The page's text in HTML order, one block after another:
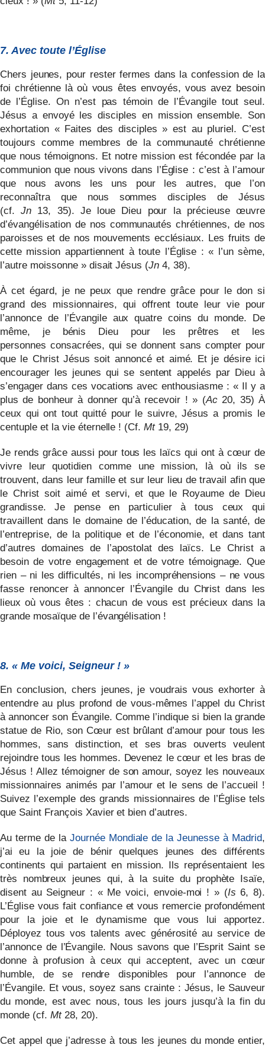
7. Avec toute l’Église
Chers jeunes, pour rester fermes dans la confession de la
foi chrétienne là où vous êtes envoyés, vous avez besoin
de l’Église. On n’est pas témoin de l’Évangile tout seul.
Jésus a envoyé les disciples en mission ensemble. Son
exhortation « Faites des disciples » est au pluriel. C’est
toujours comme membres de la communauté chrétienne
que nous témoignons. Et notre mission est fécondée par la
communion que nous vivons dans l’Église : c’est à l’amour
que nous avons les uns pour les autres, que l’on
reconnaîtra que nous sommes disciples de Jésus
(cf.Jn 13, 35). Je loue Dieu pour la précieuse œuvre
d’évangélisation de nos communautés chrétiennes, de nos
paroisses et de nos mouvements ecclésiaux. Les fruits de
cette mission appartiennent à toute l’Église : « l’un sème,
l’autre moissonne » disait Jésus (Jn 4, 38).
À cet égard, je ne peux que rendre grâce pour le don si
grand des missionnaires, qui offrent toute leur vie pour
l’annonce de l’Évangile aux quatre coins du monde. De
même, je bénis Dieu pour les prêtres et les
personnes consacrées, qui se donnent sans compter pour
que le Christ Jésus soit annoncé et aimé. Et je désire ici
encourager les jeunes qui se sentent appelés par Dieu à
s’engager dans ces vocations avec enthousiasme : « Il y a
plus de bonheur à donner qu’à recevoir ! » (Ac20, 35) À
ceux qui ont tout quitté pour le suivre, Jésus a promis le
centuple et la vie éternelle ! (Cf.Mt19, 29)
Je rends grâce aussi pour tous les laïcs qui ont à cœur de
vivre leur quotidien comme une mission, là où ils se
trouvent, dans leur famille et sur leur lieu de travail afin que
le Christ soit aimé et servi, et que le Royaume de Dieu
grandisse. Je pense en particulier à tous ceux qui
travaillent dans le domaine de l’éducation, de la santé, de
l’entreprise, de la politique et de l’économie, et dans tant
d’autres domaines de l’apostolat des laïcs. Le Christ a
besoin de votre engagement et de votre témoignage. Que
rien – ni les difficultés, ni les incompréhensions – ne vous
fasse renoncer à annoncer l’Évangile du Christ dans les
lieux où vous êtes : chacun de vous est précieux dans la
grande mosaïque de l’évangélisation !
8. « Me voici, Seigneur ! »
En conclusion, chers jeunes, je voudrais vous exhorter à
entendre au plus profond de vous-mêmes l’appel du Christ
à annoncer son Évangile. Comme l’indique si bien la grande
statue de Rio, son Cœur est brûlant d’amour pour tous les
hommes, sans distinction, et ses bras ouverts veulent
rejoindre tous les hommes. Devenez le cœur et les bras de
Jésus ! Allez témoigner de son amour, soyez les nouveaux
missionnaires animés par l’amour et le sens de l’accueil !
Suivez l’exemple des grands missionnaires de l’Église tels
que Saint François Xavier et bien d’autres.
Au terme de la Journée Mondiale de la Jeunesse à Madrid,
j’ai eu la joie de bénir quelques jeunes des différents
continents qui partaient en mission. Ils représentaient les
très nombreux jeunes qui, à la suite du prophète Isaïe,
disent au Seigneur : « Me voici, envoie-moi ! » (Is 6, 8).
L’Église vous fait confiance et vous remercie profondément
pour la joie et le dynamisme que vous lui apportez.
Déployez tous vos talents avec générosité au service de
l’annonce de l’Évangile. Nous savons que l’Esprit Saint se
donne à profusion à ceux qui acceptent, avec un cœur
humble, de se rendre disponibles pour l’annonce de
l’Évangile. Et vous, soyez sans crainte : Jésus, le Sauveur
du monde, est avec nous, tous les jours jusqu’à la fin du
monde (cf. Mt28, 20).
Cet appel que j’adresse à tous les jeunes du monde entier,